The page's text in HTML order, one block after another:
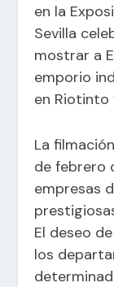
en la
Sevilla
mostrar a
emporio
en Riotinto
La
de febrero
empresas
El deseo
los